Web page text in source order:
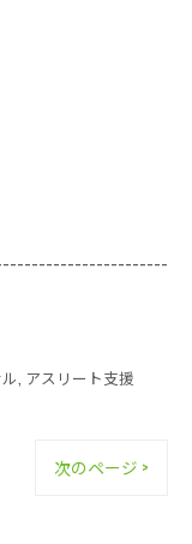
アスリート支援
次のページ >